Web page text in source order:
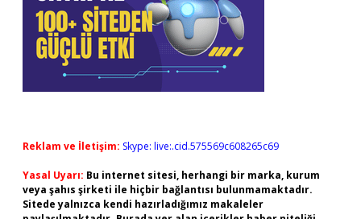
Reklam ve İletişim: Skype: live:.cid.575569c608265c69
Yasal Uyarı: Bu internet sitesi, herhangi bir marka, kurum
veya şahıs şirketi ile hiçbir bağlantısı bulunmamaktadır.
Sitede yalnızca kendi hazırladığımız makaleler